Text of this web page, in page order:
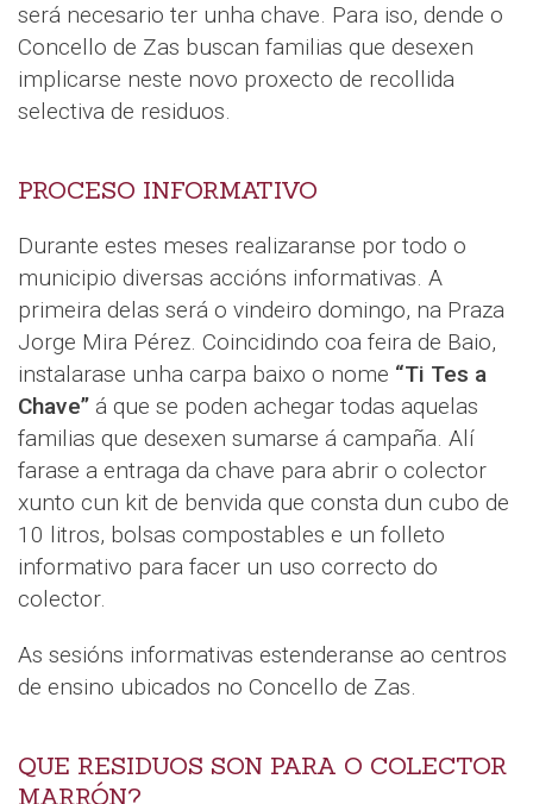
será necesario ter unha chave. Para iso, dende o
Concello de Zas buscan familias que desexen
implicarse neste novo proxecto de recollida
selectiva de residuos.
PROCESO INFORMATIVO
Durante estes meses realizaranse por todo o
municipio diversas accións informativas. A
primeira delas será o vindeiro domingo, na Praza
Jorge Mira Pérez. Coincidindo coa feira de Baio,
instalarase unha carpa baixo o nome “Ti Tes a
Chave” á que se poden achegar todas aquelas
familias que desexen sumarse á campaña. Alí
farase a entraga da chave para abrir o colector
xunto cun kit de benvida que consta dun cubo de
10 litros, bolsas compostables e un folleto
informativo para facer un uso correcto do
colector.
As sesións informativas estenderanse ao centros
de ensino ubicados no Concello de Zas.
QUE RESIDUOS SON PARA O COLECTOR
MARRÓN?